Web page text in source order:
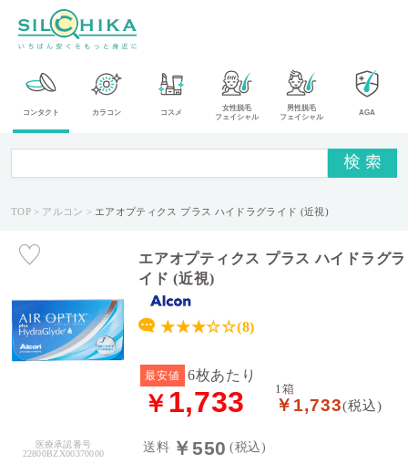
コンタクト カラコン コスメ
女性脱毛
フェイシャル
男性脱毛
フェイシャル
AGA
TOP アルコン エアオプティクス プラス ハイドラグライド (近視)
医療承認番号
22800BZX00370000
エアオプティクス プラス ハイドラグラ
イド (近視)
★★★☆☆(8)
送料 ￥550 (税込)
最安値 6枚あたり
￥ 1,733 1箱
￥1,733(税込)
カ
テ
ゴ
メ
カ
タ
イ
プ